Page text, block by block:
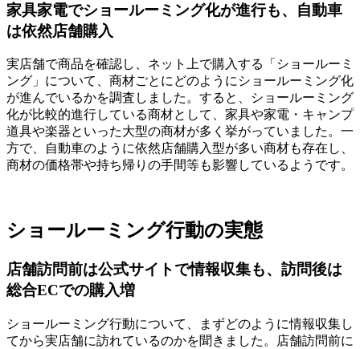
家具家電でショールーミング化が進行も、自動車
は依然店舗購入
実店舗で商品を確認し、ネット上で購入する「ショールーミ
ング」について、商材ごとにどのようにショールーミング化
が進んでいるかを調査しました。すると、ショールーミング
化が比較的進行している商材として、家具や家電・キャンプ
道具や楽器といった大型の商材が多く挙がっていました。一
方で、自動車のように依然店舗購入型が多い商材も存在し、
商材の価格帯や持ち帰りの手間等も影響しているようです。
ショールーミング行動の実態
店舗訪問前は公式サイトで情報収集も、訪問後は
総合ECでの購入増
ショールーミング行動について、まずどのように情報収集し
てから実店舗に訪れているのかを聞きました。店舗訪問前に